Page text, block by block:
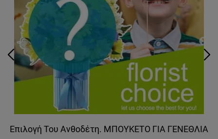
Επιλογή Του Ανθοδέτη. ΜΠΟΥΚΕΤΟ ΓΙΑ ΓΕΝΕΘΛΙΑ